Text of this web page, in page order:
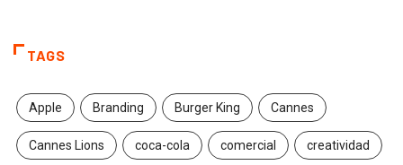
TAGS
Apple Branding Burger King Cannes
Cannes Lions coca-cola comercial creatividad